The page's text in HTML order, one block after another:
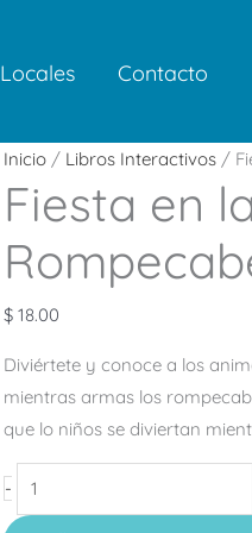
Locales Contacto
Inicio / Libros Interactivos /
Fiesta en
$ 18.00
Diviértete y conoce a los
mientras armas los
que lo niños se diviertan
-
Fiesta
en
granja
Libro
cantidad